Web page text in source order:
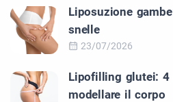
Liposuzione
snelle
23/07/2026
Lipofilling glutei: 4
modellare il corpo